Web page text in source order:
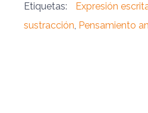
Etiquetas:
Expresión
sustracción, Pensamiento